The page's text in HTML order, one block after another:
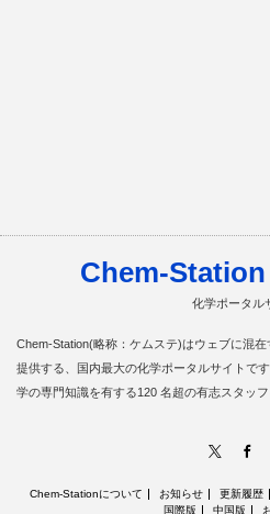
Chem-
化学ポータル
Chem-Station(略称：ケムステ)はウェブに混在
提供する、国内最大の化学ポータルサイトで
学の専門知識を有する120 名超の有志スタッ
Chem-Stationについて お知らせ 更新履歴
国際版
中国版